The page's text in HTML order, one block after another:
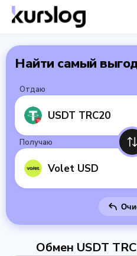
Найти самый
Отдаю
USDT TRC20
Получаю
Volet USD
Обмен USDT